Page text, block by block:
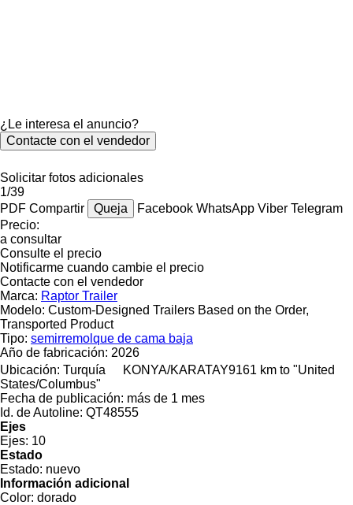
¿Le interesa el anuncio?
Contacte con el vendedor
Solicitar fotos adicionales
1/39
PDF Compartir Queja Facebook WhatsApp Viber Telegram
Precio:
a consultar
Consulte el precio
Notificarme cuando cambie el precio
Contacte con el vendedor
Marca: Raptor Trailer
Modelo: Custom-Designed Trailers Based on the Order,
Transported Product
Tipo: semirremolque de cama baja
Año de fabricación: 2026
Ubicación: Turquía KONYA/KARATAY9161 km to "United
States/Columbus"
Fecha de publicación: más de 1 mes
Id. de Autoline: QT48555
Ejes
Ejes: 10
Estado
Estado: nuevo
Información adicional
Color: dorado